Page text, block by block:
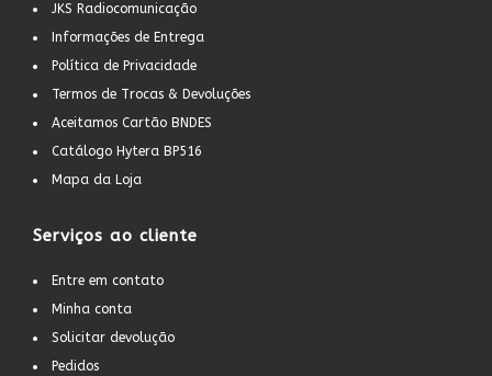
JKS Radiocomunicação
Informações de Entrega
Política de Privacidade
Termos de Trocas & Devoluções
Aceitamos Cartão BNDES
Catálogo Hytera BP516
Mapa da Loja
Serviços ao cliente
Entre em contato
Minha conta
Solicitar devolução
Pedidos